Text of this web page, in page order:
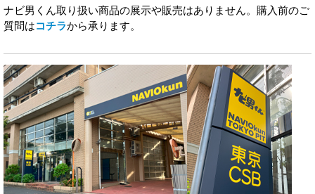
ナビ男くん取り扱い商品の展示や販売はありません。購入前のご
質問はコチラから承ります。